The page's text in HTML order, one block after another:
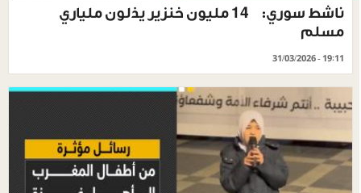
ناشط سوري: 14 مليون خنزير يذلون ملياري
مسلم
31/03/2026 - 19:11